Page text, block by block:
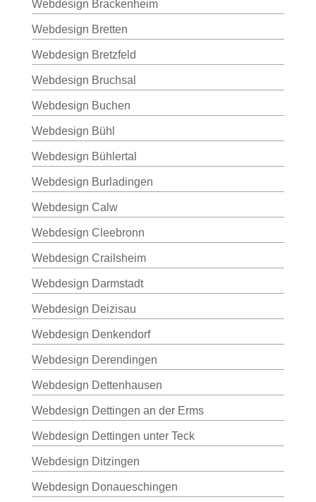
Webdesign Brackenheim
Webdesign Bretten
Webdesign Bretzfeld
Webdesign Bruchsal
Webdesign Buchen
Webdesign Bühl
Webdesign Bühlertal
Webdesign Burladingen
Webdesign Calw
Webdesign Cleebronn
Webdesign Crailsheim
Webdesign Darmstadt
Webdesign Deizisau
Webdesign Denkendorf
Webdesign Derendingen
Webdesign Dettenhausen
Webdesign Dettingen an der Erms
Webdesign Dettingen unter Teck
Webdesign Ditzingen
Webdesign Donaueschingen